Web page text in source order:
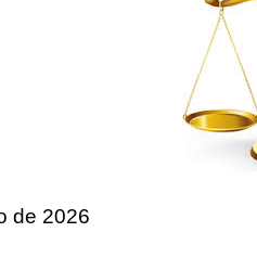
de 2026